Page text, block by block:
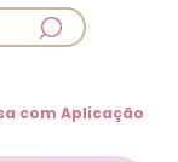
com Aplicação